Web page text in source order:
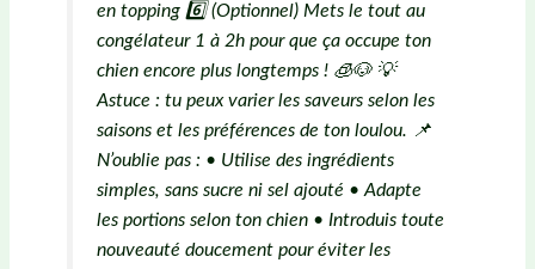
en topping 6️⃣ (Optionnel) Mets le tout au
congélateur 1 à 2h pour que ça occupe ton
chien encore plus longtemps ! 🧊🐶 💡
Astuce : tu peux varier les saveurs selon les
saisons et les préférences de ton loulou. 📌
N’oublie pas : • Utilise des ingrédients
simples, sans sucre ni sel ajouté • Adapte
les portions selon ton chien • Introduis toute
nouveauté doucement pour éviter les